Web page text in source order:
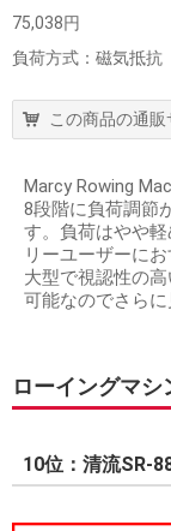
75,038円
負荷方式：磁気抵
この商品の通
Marcy Rowing
8段階に負荷調節
す。負荷はやや
リーユーザーに
大型で視認性の
可能なのでさらに
ローイングマ
10位：清流SR-